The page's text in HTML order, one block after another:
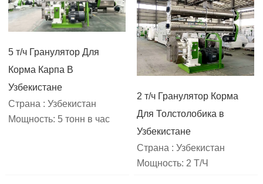
5 т/ч Гранулятор Для
Корма Карпа В
Узбекистане
Страна : Узбекистан
Мощность: 5 тонн в час
2 т/ч Гранулятор Корма
Для Толстолобика в
Узбекистане
Страна : Узбекистан
Мощность: 2 Т/Ч